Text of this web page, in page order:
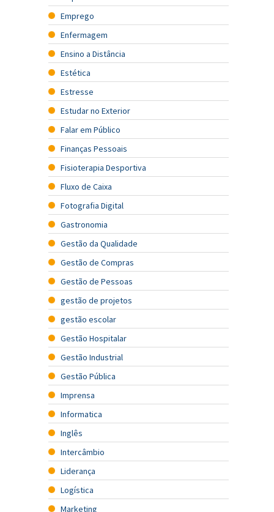
Emprego
Enfermagem
Ensino a Distância
Estética
Estresse
Estudar no Exterior
Falar em Público
Finanças Pessoais
Fisioterapia Desportiva
Fluxo de Caixa
Fotografia Digital
Gastronomia
Gestão da Qualidade
Gestão de Compras
Gestão de Pessoas
gestão de projetos
gestão escolar
Gestão Hospitalar
Gestão Industrial
Gestão Pública
Imprensa
Informatica
Inglês
Intercâmbio
Liderança
Logística
Marketing